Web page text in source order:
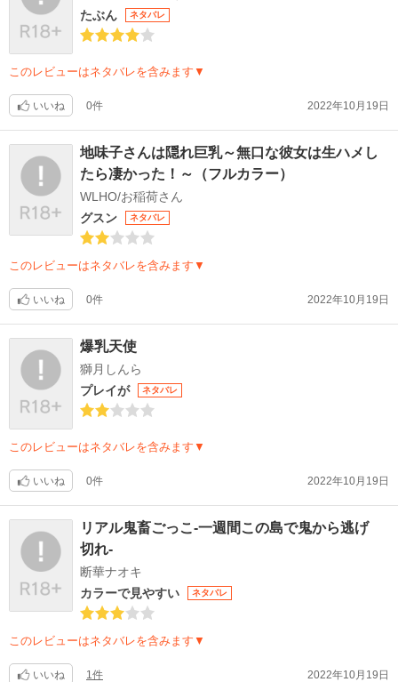
たぶん
ネタバレ
このレビューはネタバレを含みます▼
いいね 0件 2022年10月19日
地味子さんは隠れ巨乳～無口な彼女は生ハメし
たら凄かった！～（フルカラー）
WLHO/お稲荷さん
グスン
ネタバレ
このレビューはネタバレを含みます▼
いいね 0件 2022年10月19日
爆乳天使
獅月しんら
プレイが
ネタバレ
このレビューはネタバレを含みます▼
いいね 0件 2022年10月19日
リアル鬼畜ごっこ-一週間この島で鬼から逃げ
切れ-
断華ナオキ
カラーで見やすい
ネタバレ
このレビューはネタバレを含みます▼
いいね 1件 2022年10月19日